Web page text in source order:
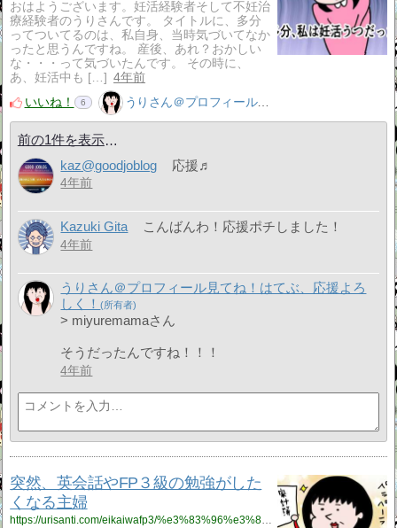
おはようございます。妊活経験者そして不妊治
療経験者のうりさんです。 タイトルに、多分
ってついてるのは、私自身、当時気づいてなか
ったと思うんですね。 産後、あれ？おかしい
な・・・って気づいたんです。 その時に、
あ、妊活中も […]
4年前
いいね！
6 うりさん＠プロフィール見てね！はてぶ、応援よろしく！
前の1件を表示
kaz@goodjoblog
応援♬
4年前
Kazuki Gita こんばんわ！応援ポチしました！
4年前
うりさん＠プロフィール見てね！はてぶ、応援よろ
しく！
> miyuremamaさん
そうだったんですね！！！
4年前
突然、英会話やFP３級の勉強がした
くなる主婦
https://urisanti.com/eikaiwafp3/%e3%83%96%e3%83%ad%e3%82%b0/